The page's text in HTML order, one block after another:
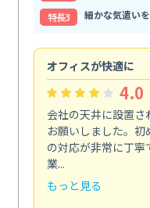
特⻑3
細かな気遣い
オフィスが快適に
4.0
会社の天井に設置
お願いしました。
の対応が非常に丁
業...
もっと見る